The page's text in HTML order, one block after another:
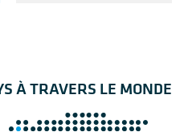
À TRAVERS LE MONDE